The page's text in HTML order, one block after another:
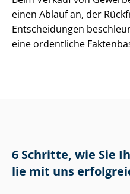
einen Ablauf an, der
Entscheidungen
eine ordentliche
6 Schritte, wie Sie
lie mit uns